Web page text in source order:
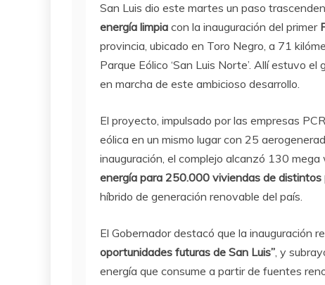
San Luis dio este martes un paso
energía limpia con la inauguración del primer
provincia, ubicado en Toro Negro, a 71
Parque Eólico ‘San Luis Norte’. Allí estuvo
en marcha de este ambicioso desarrollo.
El proyecto, impulsado por las empresas
eólica en un mismo lugar con 25
inauguración, el complejo alcanzó 130
energía para 250.000 viviendas de distintos
híbrido de generación renovable del país.
El Gobernador destacó que la inauguración
oportunidades futuras de San Luis”, y
energía que consume a partir de fuentes